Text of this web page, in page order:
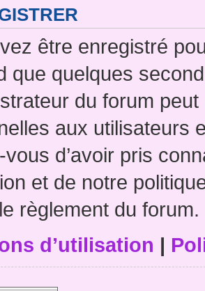
être enregistré
que quelques
du forum
aux utilisateurs
d’avoir pris
et de notre
règlement du forum.
d’utilisation |